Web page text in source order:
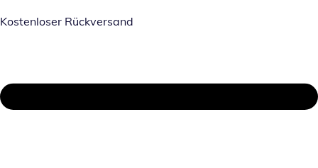
Kostenloser Rückversand